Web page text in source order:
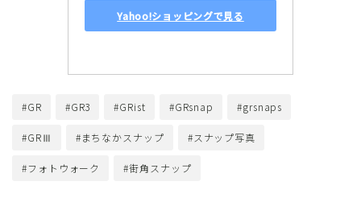
Yahoo!ショッピングで見る
#GR #GR3 #GRist #GRsnap #grsnaps
#GRⅢ #まちなかスナップ #スナップ写真
#フォトウォーク #街角スナップ